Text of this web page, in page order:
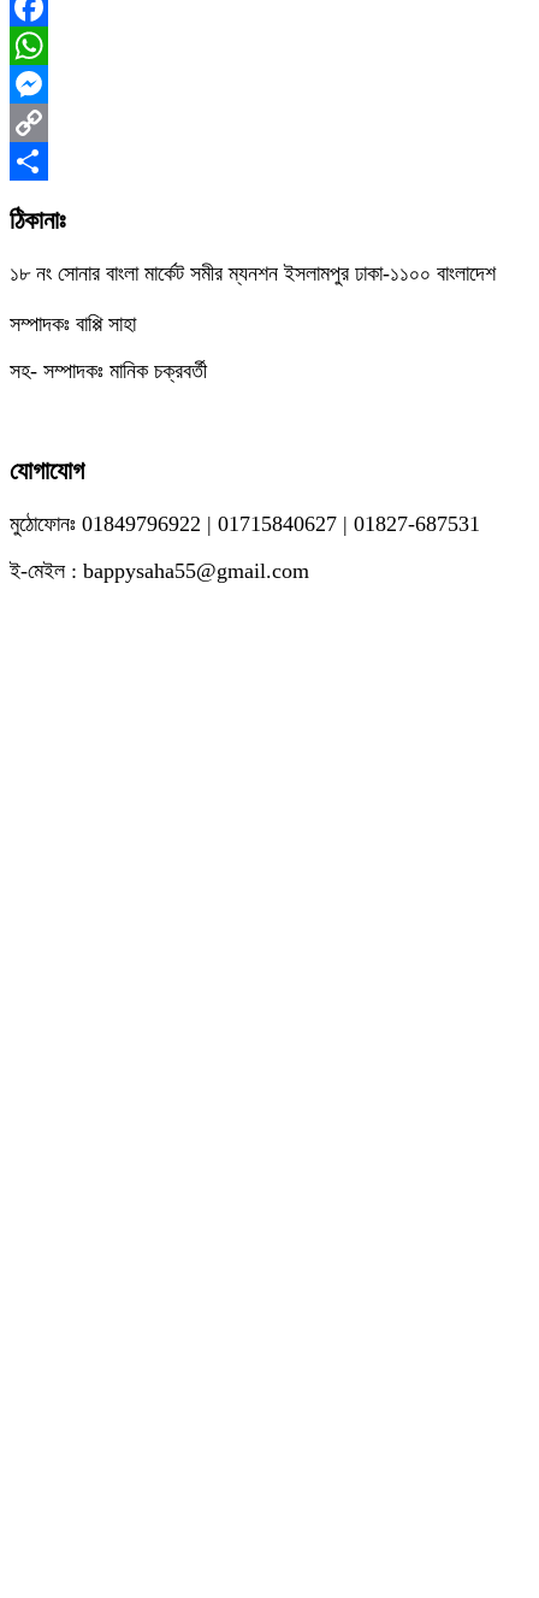
Facebook
WhatsApp
Messenger
Copy
Link
Share
ঠিকানাঃ
১৮ নং সোনার বাংলা মার্কেট সমীর ম্যনশন ইসলামপুর ঢাকা-১১০০ বাংলাদেশ
সম্পাদকঃ বাপ্পি সাহা
সহ- সম্পাদকঃ মানিক চক্রবর্তী
যোগাযোগ
মুঠোফোনঃ 01849796922 | 01715840627 | 01827-687531
ই-মেইল : bappysaha55@gmail.com